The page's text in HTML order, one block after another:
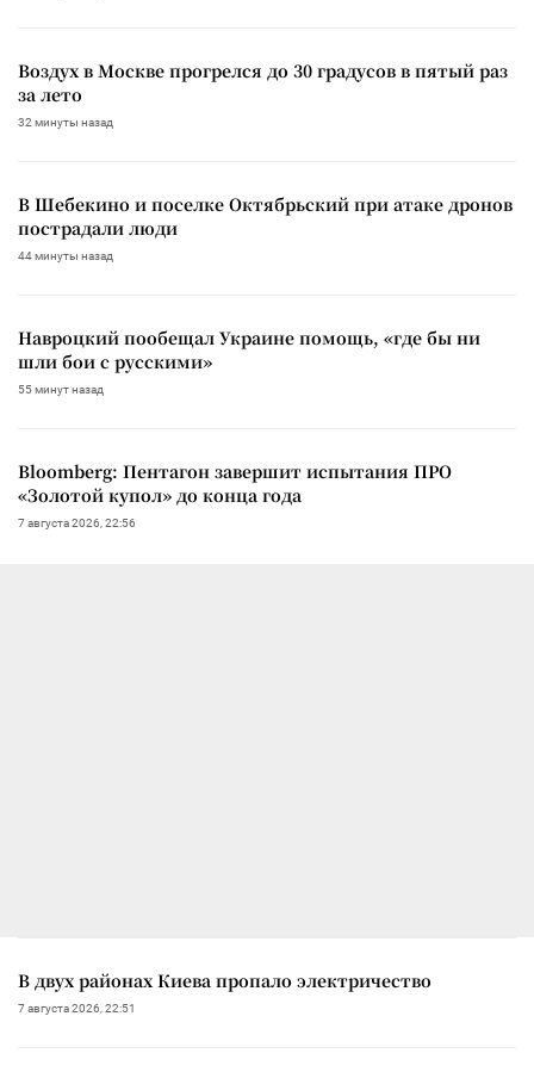
Воздух в Москве прогрелся до 30 градусов в пятый раз
за лето
32 минуты назад
В Шебекино и поселке Октябрьский при атаке дронов
пострадали люди
44 минуты назад
Навроцкий пообещал Украине помощь, «где бы ни
шли бои с русскими»
55 минут назад
Bloomberg: Пентагон завершит испытания ПРО
«Золотой купол» до конца года
7 августа 2026, 22:56
В двух районах Киева пропало электричество
7 августа 2026, 22:51